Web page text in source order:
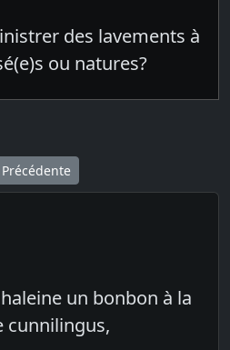
des lavements à
ou natures?
Précédente
un bonbon à la
cunnilingus,